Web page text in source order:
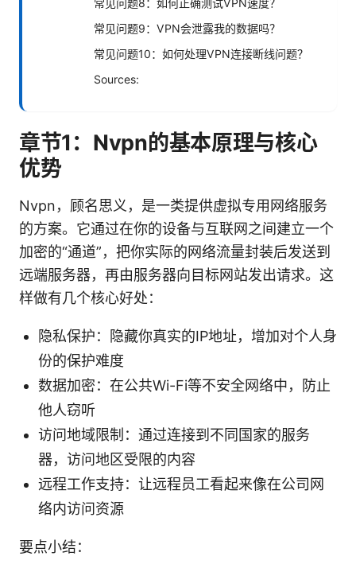
常见问题9：VPN会泄露我的数据吗？
常见问题10：如何处理VPN连接断线问题？
Sources:
章节1：Nvpn的基本原理与核心
优势
Nvpn，顾名思义，是一类提供虚拟专用网络服务
的方案。它通过在你的设备与互联网之间建立一个
加密的“通道”，把你实际的网络流量封装后发送到
远端服务器，再由服务器向目标网站发出请求。这
样做有几个核心好处：
隐私保护：隐藏你真实的IP地址，增加对个人身
份的保护难度
数据加密：在公共Wi-Fi等不安全网络中，防止
他人窃听
访问地域限制：通过连接到不同国家的服务
器，访问地区受限的内容
远程工作支持：让远程员工看起来像在公司网
络内访问资源
要点小结：